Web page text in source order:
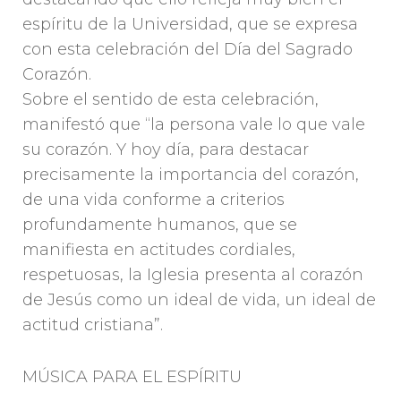
espíritu de la Universidad, que se expresa
con esta celebración del Día del Sagrado
Corazón.
Sobre el sentido de esta celebración,
manifestó que “la persona vale lo que vale
su corazón. Y hoy día, para destacar
precisamente la importancia del corazón,
de una vida conforme a criterios
profundamente humanos, que se
manifiesta en actitudes cordiales,
respetuosas, la Iglesia presenta al corazón
de Jesús como un ideal de vida, un ideal de
actitud cristiana”.
MÚSICA PARA EL ESPÍRITU